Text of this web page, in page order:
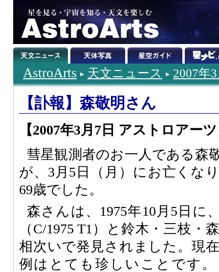
AstroArts 天文ニュース 2007年
【訃報】森敬明さん
【2007年3月7日 アストロアー
彗星観測者のお一人である森
が、3月5日（月）にお亡くな
69歳でした。
森さんは、1975年10月5日に
（C/1975 T1）と鈴木・三枝・
相次いで発見されました。現
例はとても珍しいことです。